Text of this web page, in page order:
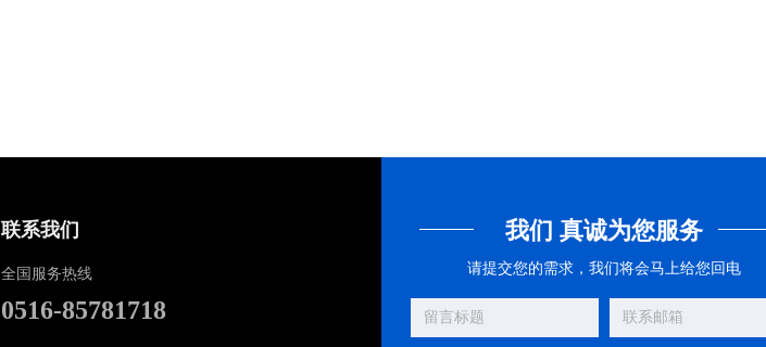
我们 真诚为您服务
请提交您的需求，我们将会马上给您回电
联系我们
全国服务热线
0516-85781718